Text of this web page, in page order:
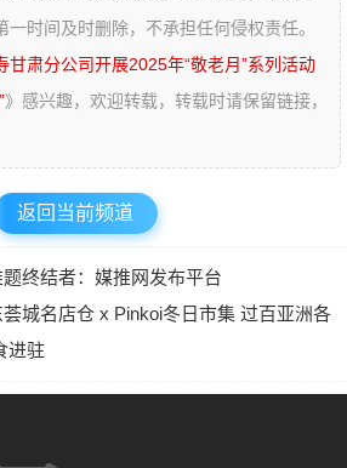
时间及时删除，不承担任何侵权责任。
甘肃分公司开展2025年“敬老月”系列活动
》感兴趣，欢迎转载，转载时请保留链接，
返回当前频道
题终结者：媒推网发布平台
城名店仓 x Pinkoi冬日市集 过百亚洲各
进驻